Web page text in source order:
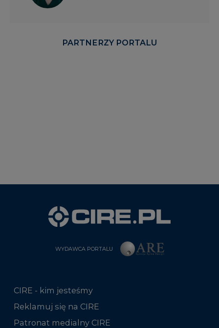
PARTNERZY PORTALU
WYDAWCA PORTALU
CIRE - kim jesteśmy
Reklamuj się na CIRE
Patronat medialny CIRE